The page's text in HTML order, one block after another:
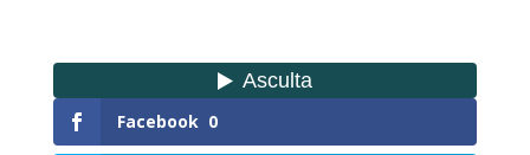
Facebook 0